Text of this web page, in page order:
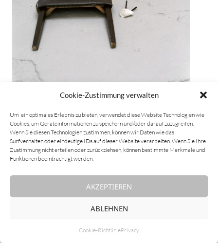
Cookie-Zustimmung verwalten
Um ein optimales Erlebnis zu bieten, verwendet diese Website Technologien wie
Cookies, um Geräteinformationen zu speichern und/oder darauf zuzugreifen.
Wenn Sie diesen Technologien zustimmen, können wir Daten wie das
Surfverhalten oder eindeutige IDs auf dieser Website verarbeiten. Wenn Sie Ihre
Zustimmung nicht erteilen oder zurückziehsen, können bestimmte Merkmale und
Funktionen beeinträchtigt werden.
AKZEPTIEREN
ABLEHNEN
Cookie-RichtliniePrivacy